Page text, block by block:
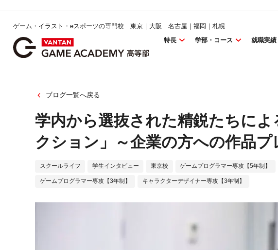
ゲーム・イラスト・eスポーツの専門校 東京｜大阪｜名古屋｜福岡｜札幌
特長
学部・コース 就職実績
ブログ一覧へ戻る
学内から選抜された精鋭たちに
クション」～企業の方への作品プ
スクールライフ 学生インタビュー 東京校 ゲームプログラマー専攻【5年制】
ゲームプログラマー専攻【3年制】 キャラクターデザイナー専攻【3年制】